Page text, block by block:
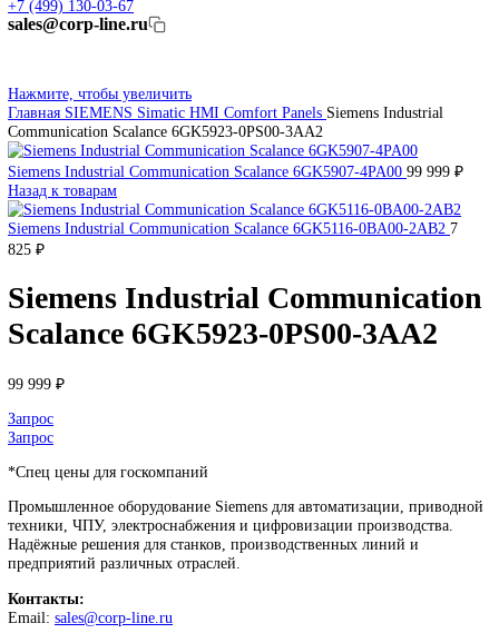
DUNGS
SMW AUTOBLOK
Сервопривод Siemens SQM
Сервопривод Siemens SKP
Газовый электромагнитный клапан Siemens
DEUBLIN
Главная
О Комании
+7 (499) 130-03-67
sales@corp-line.ru
Нажмите, чтобы увеличить
Главная
Communication Scalance 6GK5923-0PS00-3AA2
Siemens Industrial Communication Scalance 6GK5907-4PA0099
Назад к товарам
825₽